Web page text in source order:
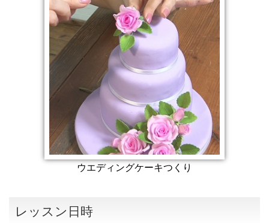
ウエディングケーキつくり
レッスン日時